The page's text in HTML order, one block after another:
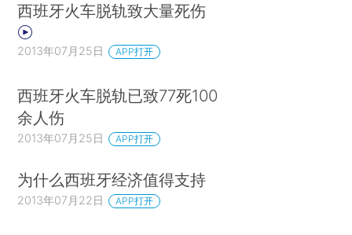
西班牙火车脱轨致大量死伤
2013年07月25日 APP打开
西班牙火车脱轨已致77死100
余人伤
2013年07月25日 APP打开
为什么西班牙经济值得支持
2013年07月22日 APP打开